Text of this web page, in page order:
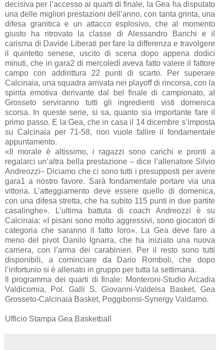
decisiva per l’accesso ai quarti di finale, la Gea ha disputato
una delle migliori prestazioni dell’anno, con tanta grinta, una
difesa granitica e un attacco esplosivo, che al momento
giusto ha ritrovato la classe di Alessandro Banchi e il
carisma di Davide Liberati per fare la differenza e travolgere
il quintetto senese, uscito di scena dopo appena dodici
minuti, che in gara2 di mercoledì aveva fatto valere il fattore
campo con addirittura 22 punti di scarto. Per superare
Calcinaia, una squadra arrivata nei playoff di rincorsa, con la
spinta emotiva derivante dal bel finale di campionato, al
Grosseto serviranno tutti gli ingredienti visti domenica
scorsa. In queste serie, si sa, quanto sia importante fare il
primo passo. E la Gea, che in casa il 14 dicembre s’imposta
su Calcinaia per 71-58, non vuole fallire il fondamentale
appuntamento.
«Il morale è altissimo, i ragazzi sono carichi e pronti a
regalarci un’altra bella prestazione – dice l’allenatore Silvio
Andreozzi– Diciamo che ci sono tutti i presupposti per avere
gara1 a nostro favore. Sarà fondamentale portare via una
vittoria. L’atteggiamento deve essere quello di domenica,
con una difesa stretta, che ha subito 115 punti in due partite
casalinghe». L’ultima battuta di coach Andreozzi è su
Calcinaia: «I pisani sono molto aggressivi, sono giocatori di
categoria che saranno il fatto loro». La Gea deve fare a
meno del pivot Danilo Ignarra, che ha iniziato una nuova
carriera, con l’arma dei carabinieri. Per il resto sono tutti
disponibili, a cominciare da Dario Romboli, che dopo
l’infortunio si è allenato in gruppo per tutta la settimana.
Il programma dei quarti di finale: Monteroni-Studio Arcadia
Valdicornia, Pol. Galli S. Giovanni-Valdelsa Basket, Gea
Grosseto-Calcinaia Basket, Poggibonsi-Synergy Valdarno.
Ufficio Stampa Gea Basketball